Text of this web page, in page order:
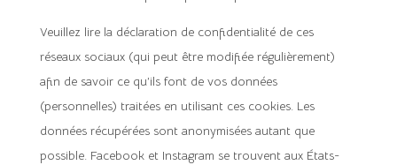
Veuillez lire la déclaration de confidentialité de ces
réseaux sociaux (qui peut être modifiée régulièrement)
afin de savoir ce qu’ils font de vos données
(personnelles) traitées en utilisant ces cookies. Les
données récupérées sont anonymisées autant que
possible. Facebook et Instagram se trouvent aux États-